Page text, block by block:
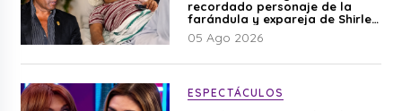
recordado personaje de la
farándula y expareja de Shirley
Cherres
05 Ago 2026
ESPECTÁCULOS